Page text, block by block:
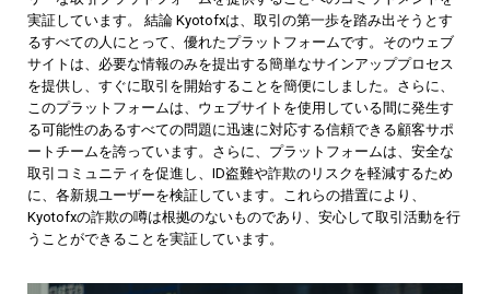
実証しています。 結論 Kyotofxは、取引の第一歩を踏み出そうとす
るすべての人にとって、優れたプラットフォームです。そのウェブ
サイトは、必要な情報のみを提出する簡単なサインアッププロセス
を提供し、すぐに取引を開始することを簡便にしました。さらに、
このプラットフォームは、ウェブサイトを使用している間に発生す
る可能性のあるすべての問題に迅速に対応する信頼できる顧客サポ
ートチームを誇っています。さらに、プラットフォームは、安全な
取引コミュニティを促進し、ID盗難や詐欺のリスクを軽減するため
に、各新規ユーザーを検証しています。これらの措置により、
Kyotofxの詐欺の噂は根拠のないものであり、安心して取引活動を行
うことができることを実証しています。